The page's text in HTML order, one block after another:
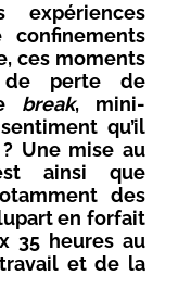
expériences
ces moments
de perte de
break, mini-
qu’il
Une mise au
ainsi que
des
en forfait
35 heures au
et de la